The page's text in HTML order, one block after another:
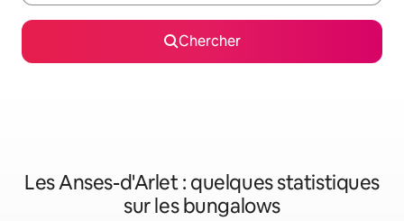
Chercher
Les Anses-d'Arlet : quelques statistiques
sur les bungalows